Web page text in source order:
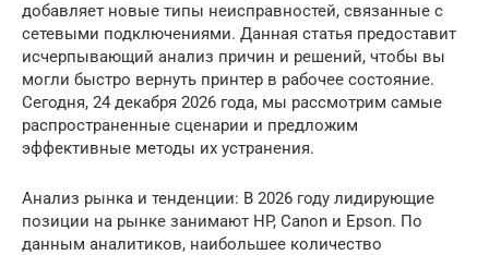
добавляет новые типы неисправностей, связанные с
сетевыми подключениями. Данная статья предоставит
исчерпывающий анализ причин и решений, чтобы вы
могли быстро вернуть принтер в рабочее состояние.
Сегодня, 24 декабря 2026 года, мы рассмотрим самые
распространенные сценарии и предложим
эффективные методы их устранения.
Анализ рынка и тенденции: В 2026 году лидирующие
позиции на рынке занимают HP, Canon и Epson. По
данным аналитиков, наибольшее количество